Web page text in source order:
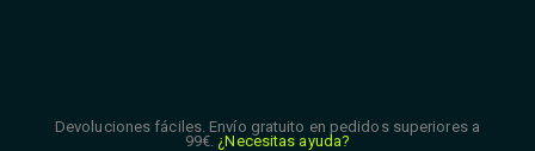
Devoluciones fáciles. Envío gratuito en pedidos superiores a
99€. ¿Necesitas ayuda?